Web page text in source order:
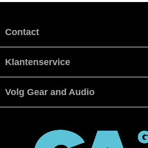
Contact
Klantenservice
Volg Gear and Audio